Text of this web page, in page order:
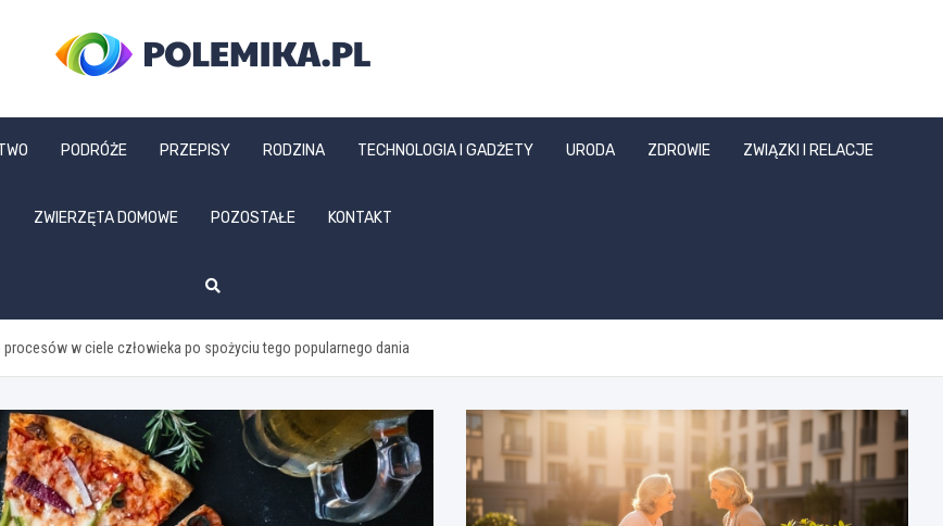
polemika.pl
PODRÓŻE PRZEPISY RODZINA TECHNOLOGIA I GADŻETY URODA ZDROWIE ZWIĄZKI I RELACJE
ZWIERZĘTA DOMOWE POZOSTAŁE KONTAKT
w ciele człowieka po spożyciu tego popularnego dania